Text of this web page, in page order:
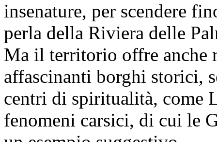
insenature, per scendere
perla della Riviera delle
Ma il territorio offre anche
affascinanti borghi storici,
centri di spiritualità, come
fenomeni carsici, di cui le